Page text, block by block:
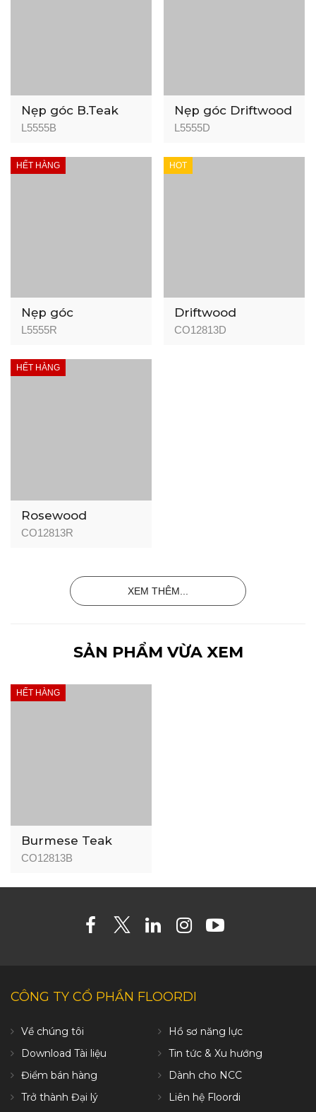
Nẹp góc B.Teak
L5555B
Nẹp góc Driftwood
L5555D
HẾT HÀNG
Nẹp góc
Rosewood
L5555R
HOT
Driftwood
CO12813D
HẾT HÀNG
Rosewood
CO12813R
XEM THÊM...
SẢN PHẨM VỪA XEM
HẾT HÀNG
Burmese Teak
CO12813B
CÔNG TY CỔ PHẦN FLOORDI
Về chúng tôi
Hồ sơ năng lực
Download Tài liệu
Tin tức & Xu hướng
Điểm bán hàng
Dành cho NCC
Trở thành Đại lý
Liên hệ Floordi